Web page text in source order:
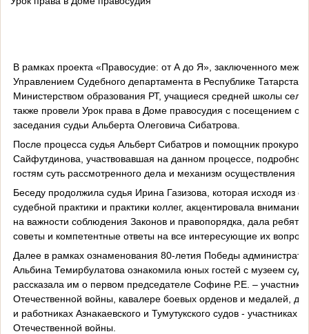
В рамках проекта «Правосудие: от А до Я», заключенного между
Управлением Судебного департамента в Республике Татарстан
Министерством образования РТ, учащиеся средней школы
также провели Урок права в Доме правосудия с посещением
заседания судьи Альберта Олеговича Сибатрова.
После процесса судья Альберт Сибатров и помощник
Сайфутдинова, участвовавшая на данном процессе, подробно
гостям суть рассмотренного дела и механизм осуществления
Беседу продолжила судья Ирина Газизова, которая исходя из
судебной практики и практики коллег, акцентировала внимание
на важности соблюдения Законов и правопорядка, дала
советы и компетентные ответы на все интересующие их
Далее в рамках ознаменования 80-летия Победы
Альбина Темирбулатова ознакомила юных гостей с музеем
рассказала им о первом председателе Софине Р.Е. – участнике
Отечественной войны, кавалере боевых орденов и медалей,
и работниках Азнакаевского и Тумутукского судов - участниках
Отечественной войны.